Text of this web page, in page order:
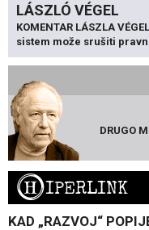
LÁSZLÓ VÉGEL
KOMENTAR LÁSZLA
sistem može srušiti
DRUGO
HIPERLINK
KAD „RAZVOJ“